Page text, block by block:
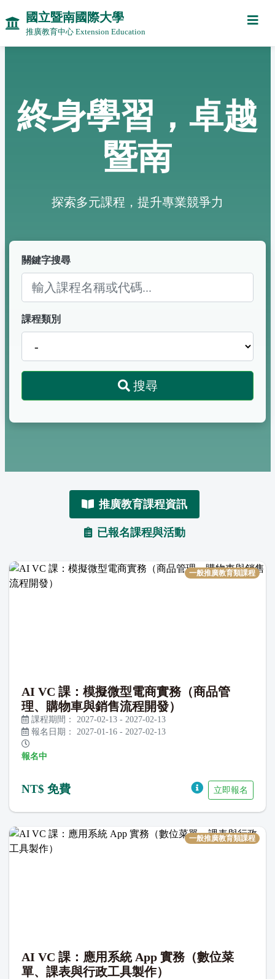
國立暨南國際大學
推廣教育中心 Extension Education
終身學習，卓越
暨南
探索多元課程，提升專業競爭力
關鍵字搜尋
課程類別
搜尋
推廣教育課程資訊
已報名課程與活動
一般推廣教育類課程
AI VC 課：模擬微型電商實務（商品管
理、購物車與銷售流程開發）
課程期間： 2027-02-13 - 2027-02-13
報名日期： 2027-01-16 - 2027-02-13
報名中
NT$ 免費 立即報名
一般推廣教育類課程
AI VC 課：應用系統 App 實務（數位菜
單、課表與行政工具製作）